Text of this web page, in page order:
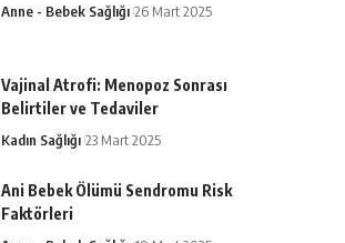
Anne - Bebek Sağlığı 26 Mart 2025
Vajinal Atrofi: Menopoz Sonrası
Belirtiler ve Tedaviler
Kadın Sağlığı 23 Mart 2025
Ani Bebek Ölümü Sendromu Risk
Faktörleri